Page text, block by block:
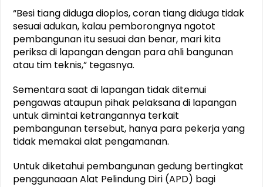
“Besi tiang diduga dioplos, coran tiang diduga tidak
sesuai adukan, kalau pemborongnya ngotot
pembangunan itu sesuai dan benar, mari kita
periksa di lapangan dengan para ahli bangunan
atau tim teknis,” tegasnya.
Sementara saat di lapangan tidak ditemui
pengawas ataupun pihak pelaksana di lapangan
untuk dimintai ketrangannya terkait
pembangunan tersebut, hanya para pekerja yang
tidak memakai alat pengamanan.
Untuk diketahui pembangunan gedung bertingkat
penggunaaan Alat Pelindung Diri (APD) bagi